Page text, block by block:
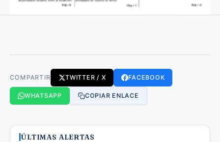
COMPARTIR TWITTER / X FACEBOOK
WHATSAPP COPIAR ENLACE
ÚLTIMAS ALERTAS